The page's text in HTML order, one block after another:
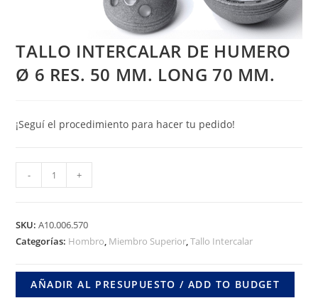
TALLO INTERCALAR DE HUMERO
Ø 6 RES. 50 MM. LONG 70 MM.
¡Seguí el procedimiento para hacer tu pedido!
INTERCALAR
HUMERO
Ø
50
- +
SKU:A10.006.570
Categorías: Hombro, Miembro Superior,Tallo Intercalar
AÑADIR AL PRESUPUESTO / ADD TO BUDGET